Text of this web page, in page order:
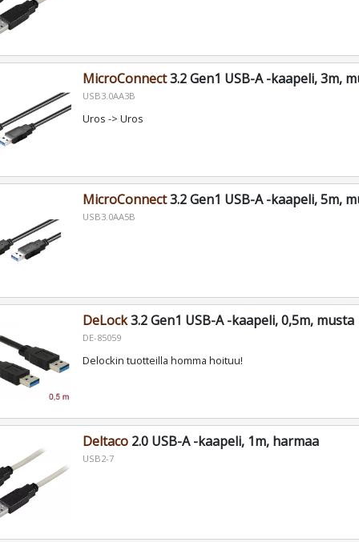
MicroConnect3.2 Gen1 USB-A -kaapeli, 3m,
USB3.0AA3B
Uros -> Uros
MicroConnect3.2 Gen1 USB-A -kaapeli, 5m,
USB3.0AA5B
DeLock3.2 Gen1 USB-A -kaapeli, 0,5m, musta
DE-85059
Delockin tuotteilla homma hoituu!
Deltaco2.0 USB-A -kaapeli, 1m, harmaa
USB2-7